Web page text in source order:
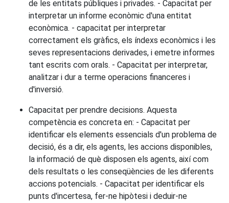
de les entitats públiques i privades. - Capacitat per
interpretar un informe econòmic d'una entitat
econòmica. - capacitat per interpretar
correctament els gràfics, els índexs econòmics i les
seves representacions derivades, i emetre informes
tant escrits com orals. - Capacitat per interpretar,
analitzar i dur a terme operacions financeres i
d'inversió.
Capacitat per prendre decisions. Aquesta
competència es concreta en: - Capacitat per
identificar els elements essencials d'un problema de
decisió, és a dir, els agents, les accions disponibles,
la informació de què disposen els agents, així com
dels resultats o les conseqüències de les diferents
accions potencials. - Capacitat per identificar els
punts d'incertesa, fer-ne hipòtesi i deduir-ne